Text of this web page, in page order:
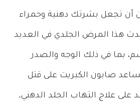
أن تجعل بشرتك دهنية وحمراء
هذا المرض الجلدي في العديد
بما في ذلك الوجه والصدر
صابون الكبريت على قتل
على علاج التهاب الجلد الدهني.